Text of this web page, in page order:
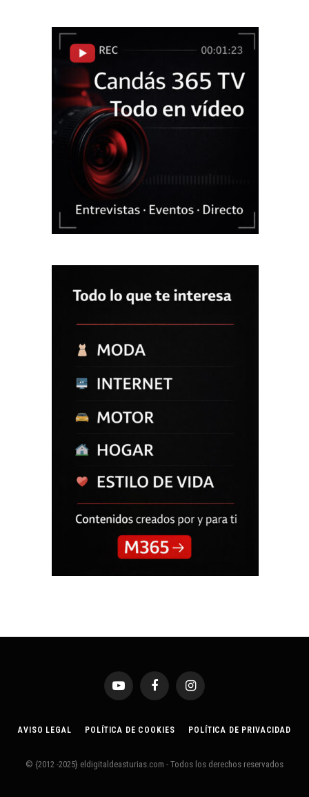
YouTube FacebookInstagram
AVISO LEGAL POLÍTICA DE COOKIES POLÍTICA DE PRIVACIDAD
© {2012 -2025} eldigitaldeasturias.com - Todos los derechos reservados